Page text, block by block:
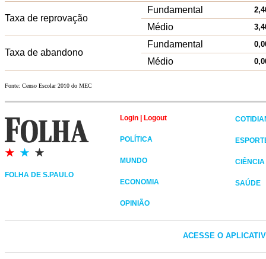
Taxa de reprovação
Fundamental
Médio
Taxa de abandono
Fundamental
Médio
Fonte: Censo Escolar 2010 do MEC
FOLHA DE S.PAULO
Login Logout
POLÍTICA
MUNDO
ECONOMIA
OPINIÃO
CIÊNCIA
SAÚDE
ACESSE O